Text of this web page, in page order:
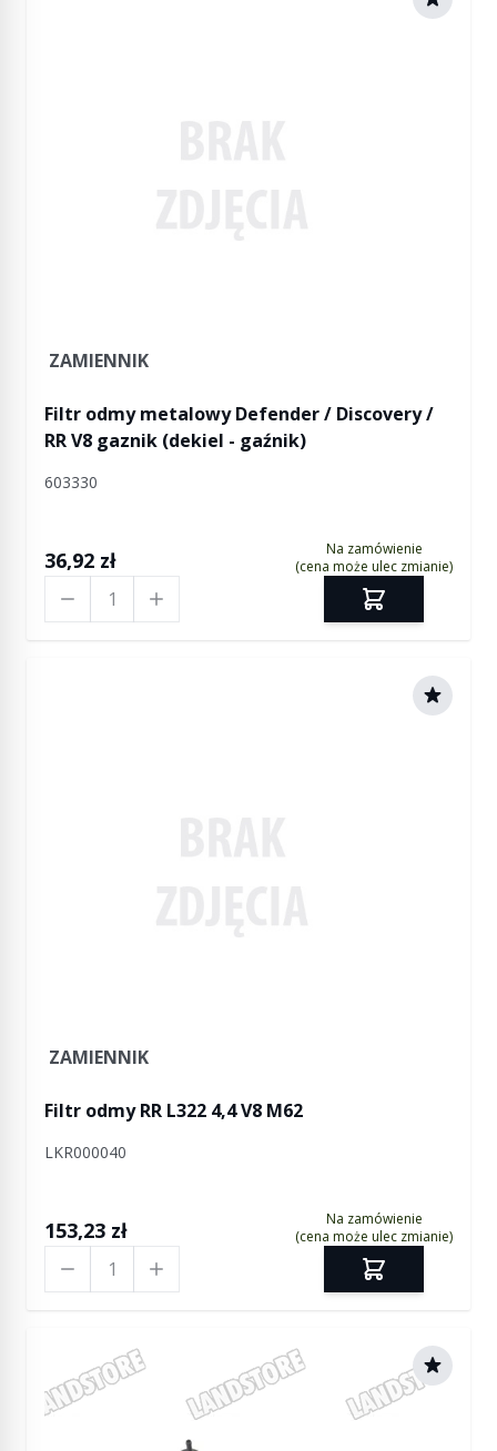
ZAMIENNIK
Filtr odmy metalowy Defender / Discovery /
RR V8 gaznik (dekiel - gaźnik)
603330
36,92 zł
Na zamówienie
(cena może ulec zmianie)
ZAMIENNIK
Filtr odmy RR L322 4,4 V8 M62
LKR000040
153,23 zł
Na zamówienie
(cena może ulec zmianie)